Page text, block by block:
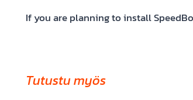
If you are planning to install
Tutustu myös